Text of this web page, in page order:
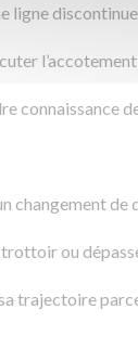
ligne discontinue
l’accotement
connaissance
changement
trottoir ou
trajectoire